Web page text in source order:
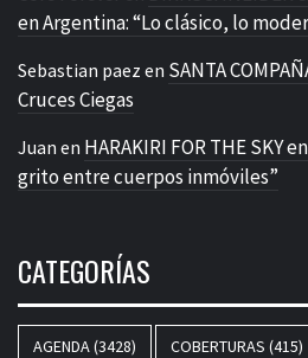
en Argentina: “Lo clásico, lo
Sebastian paez en SANTA
Cruces Ciegas
Juan en HARAKIRI FOR THE SKY
grito entre cuerpos inmóviles”
CATEGORÍAS
AGENDA(3428) COBERTURAS (415)